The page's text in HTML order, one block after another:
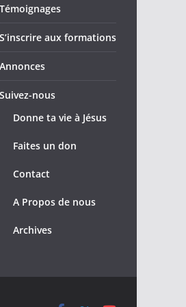
Témoignages
S’inscrire aux formations
Annonces
Suivez-nous
Donne ta vie à Jésus
Faites un don
Contact
A Propos de nous
Archives